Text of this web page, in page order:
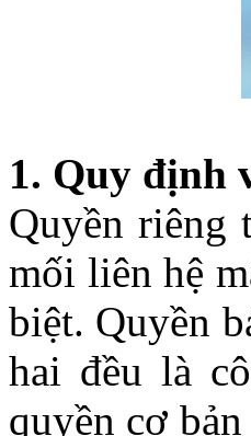
1. Quy định
Quyền riêng
mối liên hệ
biệt. Quyền
hai đều là
quyền cơ